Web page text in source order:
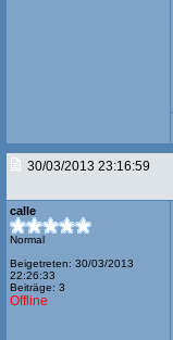
30/03/2013 23:16:59
calle
Normal
Beigetreten: 30/03/2013
22:26:33
Beiträge: 3
Offline